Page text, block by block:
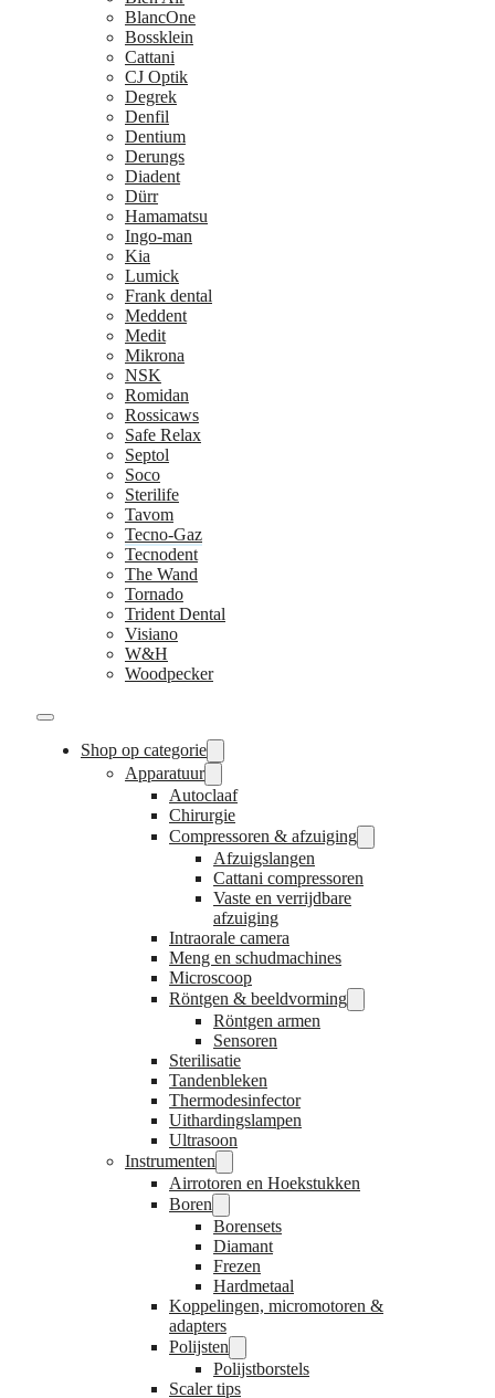
BlancOne
Bossklein
Cattani
CJ Optik
Degrek
Denfil
Dentium
Derungs
Diadent
Dürr
Hamamatsu
Ingo-man
Kia
Lumick
Frank dental
Meddent
Medit
Mikrona
NSK
Romidan
Rossicaws
Safe Relax
Septol
Soco
Sterilife
Tavom
Tecno-Gaz
Tecnodent
The Wand
Tornado
Trident Dental
Visiano
W&H
Woodpecker
Shop op categorie
Apparatuur
Autoclaaf
Chirurgie
Compressoren & afzuiging
Afzuigslangen
Cattani compressoren
Vaste en verrijdbare
afzuiging
Intraorale camera
Meng en schudmachines
Microscoop
Röntgen & beeldvorming
Röntgen armen
Sensoren
Sterilisatie
Tandenbleken
Thermodesinfector
Uithardingslampen
Ultrasoon
Instrumenten
Airrotoren en Hoekstukken
Boren
Borensets
Diamant
Frezen
Hardmetaal
Koppelingen, micromotoren &
adapters
Polijsten
Polijstborstels
Scaler tips